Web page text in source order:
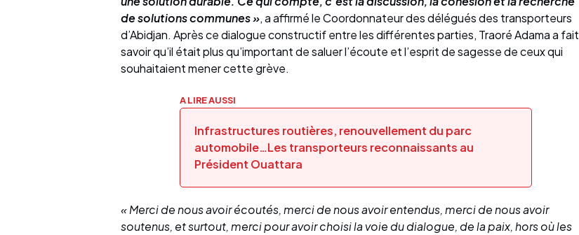
de solutions communes », a affirmé le Coordonnateur des délégués des transporteurs
d’Abidjan. Après ce dialogue constructif entre les différentes parties, Traoré Adama a fait
savoir qu’il était plus qu’important de saluer l’écoute et l’esprit de sagesse de ceux qui
souhaitaient mener cette grève.
A LIRE AUSSI
Infrastructures routières, renouvellement du parc
automobile…Les transporteurs reconnaissants au
Président Ouattara
« Merci de nous avoir écoutés, merci de nous avoir entendus, merci de nous avoir
soutenus, et surtout, merci pour avoir choisi la voie du dialogue, de la paix, hors où les